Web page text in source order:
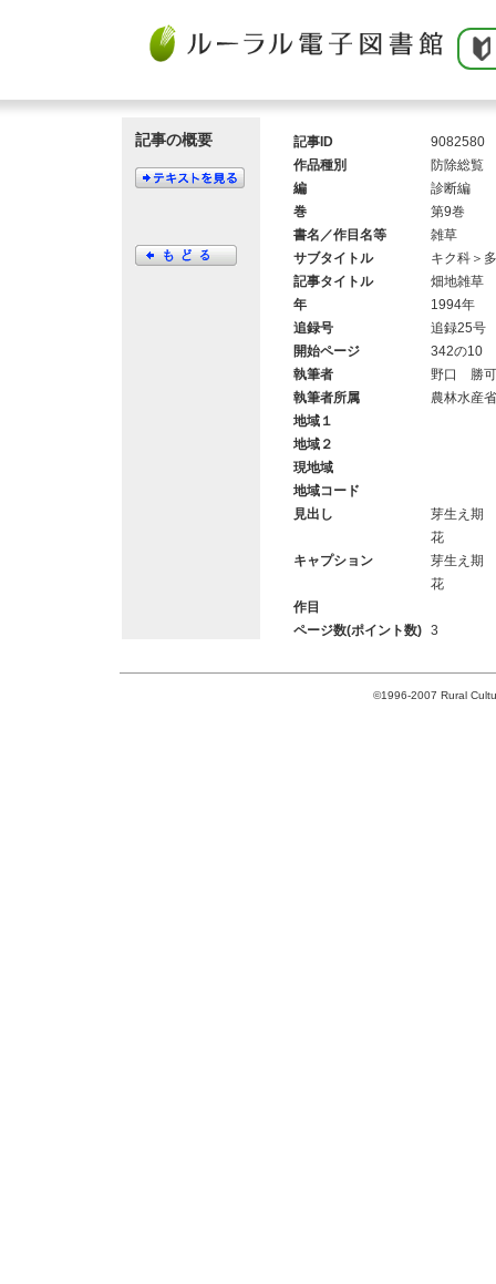
記事の概要 記事ID
9082580
作品種別
防除総覧
編
診断編
巻
第9巻
書名／作目名等
雑草
サブタイトル
キク科＞
記事タイトル
畑地雑草
年
1994年
追録号
追録25号
開始ページ
342の10
執筆者
野口 勝可
執筆者所属
農林水産
地域１
地域２
現地域
地域コード
見出し
芽生え期
花
キャプション
芽生え期
花
作目
ページ数(ポイント数)
3
©1996-2007 Rural